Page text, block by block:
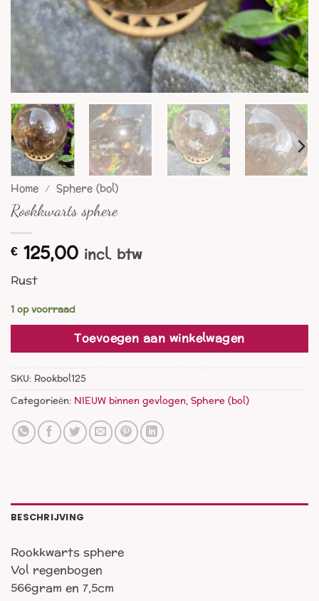
Home / Sphere (bol)
Rookkwarts sphere
€ 125,00 incl. btw
Rust
1 op voorraad
Toevoegen aan winkelwagen
SKU: Rookbol125
Categorieën: NIEUW binnen gevlogen,Sphere (bol)
BESCHRIJVING
Rookkwarts sphere
Vol regenbogen
566gram en 7,5cm